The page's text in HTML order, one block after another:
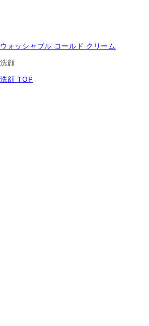
ウォッシャブル コールド クリーム
洗顔
洗顔 TOP